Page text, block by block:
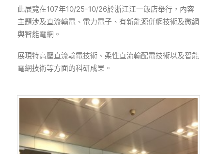
此展覽在107年10/25-10/26於浙江江一飯店舉行，內容
主題涉及直流輸電、電力電子、有新能源併網技術及微網
與智能電網。
展現特高壓直流輸電技術、柔性直流輸配電技術以及智能
電網技術等方面的科研成果。